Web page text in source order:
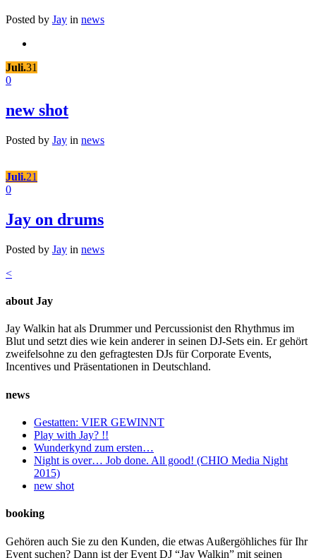
Posted by Jay in news
Juli.31
0
new shot
Posted by Jay in news
Juli.21
0
Jay on drums
Posted by Jay in news
<
about Jay
Jay Walkin hat als Drummer und Percussionist den Rhythmus im
Blut und setzt dies wie kein anderer in seinen DJ-Sets ein. Er gehört
zweifelsohne zu den gefragtesten DJs für Corporate Events,
Incentives und Präsentationen in Deutschland.
news
Gestatten: VIER GEWINNT
Play with Jay? !!
Wunderkynd zum ersten…
Night is over… Job done. All good! (CHIO Media Night
2015)
new shot
booking
Gehören auch Sie zu den Kunden, die etwas Außergöhliches für Ihr
Event suchen? Dann ist der Event DJ “Jay Walkin” mit seinen